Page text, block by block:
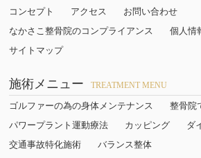
コンセプト
アクセス
お問い合わせ
なかさこ整骨院のコンプライアンス
個人情
サイトマップ
施術メニュー TREATMENT MENU
ゴルファーの為の身体メンテナンス
整骨院
パワープラント運動療法
カッピング
ダ
交通事故特化施術
バランス整体